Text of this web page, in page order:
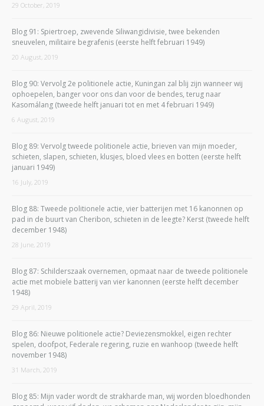
29 October, 2019
Blog 91: Spiertroep, zwevende Siliwangidivisie, twee bekenden
sneuvelen, militaire begrafenis (eerste helft februari 1949)
20 August, 2019
Blog 90: Vervolg 2e politionele actie, Kuningan zal blij zijn wanneer wij
ophoepelen, banger voor ons dan voor de bendes, terug naar
Kasomálang (tweede helft januari tot en met 4 februari 1949)
6 August, 2019
Blog 89: Vervolg tweede politionele actie, brieven van mijn moeder,
schieten, slapen, schieten, klusjes, bloed vlees en botten (eerste helft
januari 1949)
16 July, 2019
Blog 88: Tweede politionele actie, vier batterijen met 16 kanonnen op
pad in de buurt van Cheribon, schieten in de leegte? Kerst (tweede helft
december 1948)
28 June, 2019
Blog 87: Schilderszaak overnemen, opmaat naar de tweede politionele
actie met mobiele batterij van vier kanonnen (eerste helft december
1948)
29 April, 2019
Blog 86: Nieuwe politionele actie? Deviezensmokkel, eigen rechter
spelen, doofpot, Federale regering, ruzie en wanhoop (tweede helft
november 1948)
31 March, 2019
Blog 85: Mijn vader wordt de strakharde man, wij worden bloedhonden